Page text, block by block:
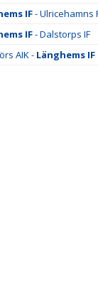
IF- Ulricehamns
IF- Dalstorps IF
AIK - Länghems IF